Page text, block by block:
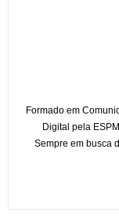
Formado em
Digital pela
Sempre em busca